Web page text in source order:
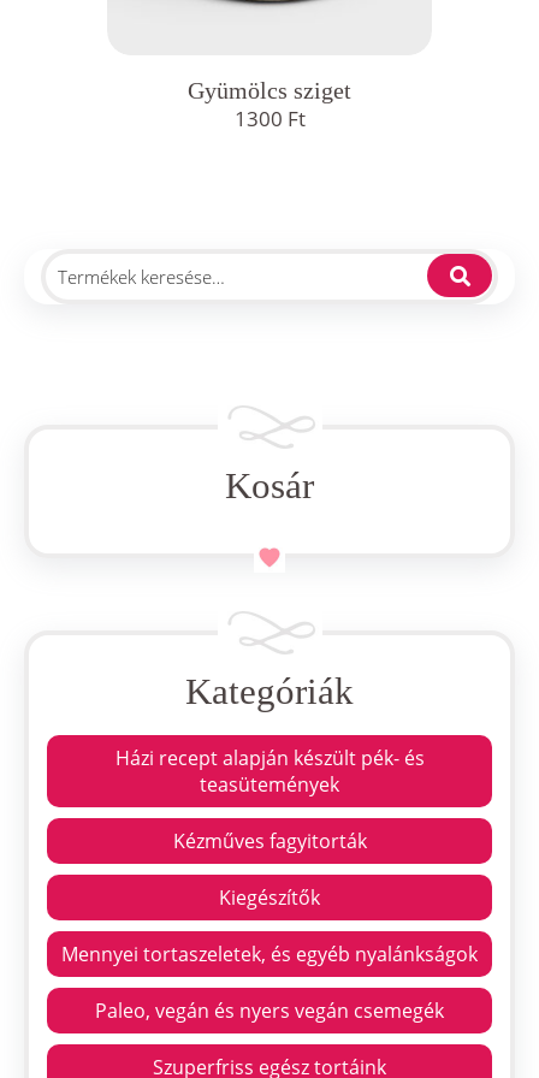
Kosár
Kategóriák
Házi recept alapján készült pék- és
teasütemények
Kézműves fagyitorták
Kiegészítők
Mennyei tortaszeletek, és egyéb nyalánkságok
Paleo, vegán és nyers vegán csemegék
Szuperfriss egész tortáink
Gyümölcs sziget
1300 Ft